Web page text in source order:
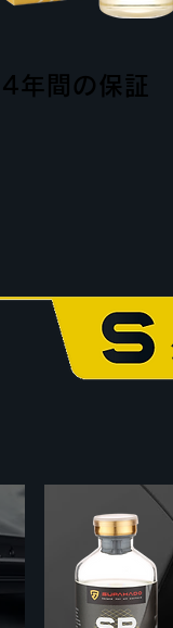
4年間の保証